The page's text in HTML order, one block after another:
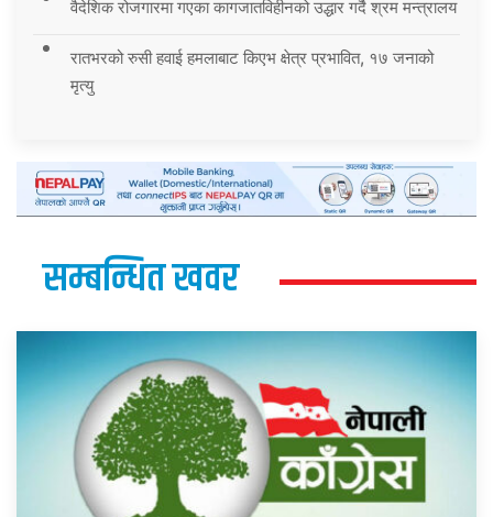
वैदेशिक रोजगारमा गएका कागजातविहीनको उद्धार गर्दै श्रम मन्त्रालय
रातभरको रुसी हवाई हमलाबाट किएभ क्षेत्र प्रभावित, १७ जनाको
मृत्यु
सम्बन्धित खवर